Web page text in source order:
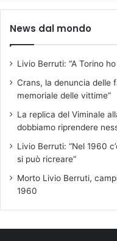
News dal mondo
Livio Berruti: “A Torino
Crans, la denuncia delle
memoriale delle vittime”
La replica del Viminale
dobbiamo riprendere
Livio Berruti: “Nel 1960
si può ricreare”
Morto Livio Berruti,
1960